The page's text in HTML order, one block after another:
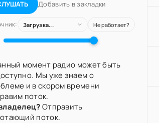
Добавить в закладки
Загрузка... Не работает?
момент радио может быть
Мы уже знаем о
и в скором времени
поток.
Отправить
поток.